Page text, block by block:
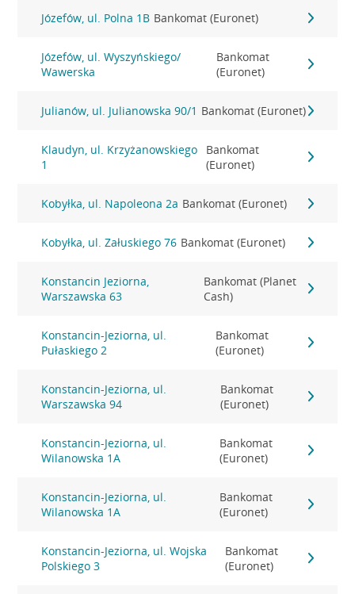
Józefów, ul. Polna 1B Bankomat (Euronet)
Józefów, ul. Wyszyńskiego/
Wawerska
Bankomat
(Euronet)
Julianów, ul. Julianowska 90/1 Bankomat (Euronet)
Klaudyn, ul. Krzyżanowskiego
1
Bankomat
(Euronet)
Kobyłka, ul. Napoleona 2a Bankomat (Euronet)
Kobyłka, ul. Załuskiego 76 Bankomat (Euronet)
Konstancin Jeziorna,
Warszawska 63
Bankomat (Planet
Cash)
Konstancin-Jeziorna, ul.
Pułaskiego 2
Bankomat
(Euronet)
Konstancin-Jeziorna, ul.
Warszawska 94
Bankomat
(Euronet)
Konstancin-Jeziorna, ul.
Wilanowska 1A
Bankomat
(Euronet)
Konstancin-Jeziorna, ul.
Wilanowska 1A
Bankomat
(Euronet)
Konstancin-Jeziorna, ul. Wojska
Polskiego 3
Bankomat
(Euronet)